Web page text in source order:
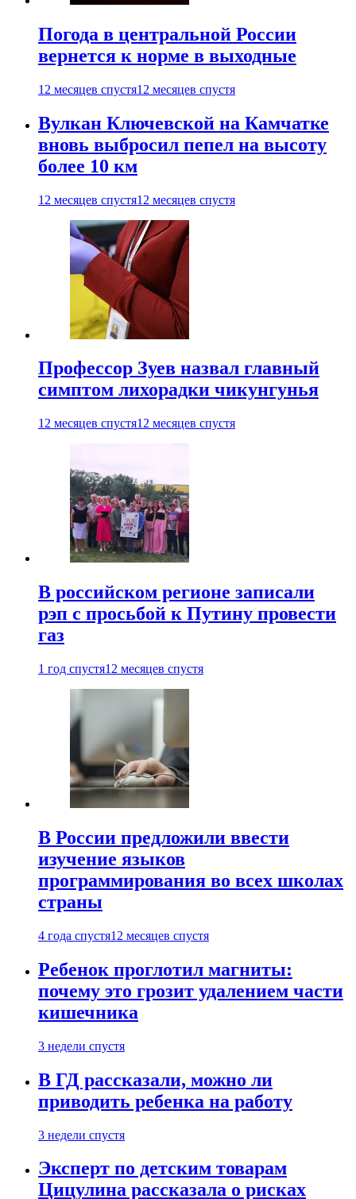
Погода в центральной России
вернется к норме в выходные
12 месяцев спустя12 месяцев спустя
Вулкан Ключевской на Камчатке
вновь выбросил пепел на высоту
более 10 км
12 месяцев спустя12 месяцев спустя
Профессор Зуев назвал главный
симптом лихорадки чикунгунья
12 месяцев спустя12 месяцев спустя
В российском регионе записали
рэп с просьбой к Путину провести
газ
1 год спустя12 месяцев спустя
В России предложили ввести
изучение языков
программирования во всех школах
страны
4 года спустя12 месяцев спустя
Ребенок проглотил магниты:
почему это грозит удалением части
кишечника
3 недели спустя
В ГД рассказали, можно ли
приводить ребенка на работу
3 недели спустя
Эксперт по детским товарам
Цицулина рассказала о рисках